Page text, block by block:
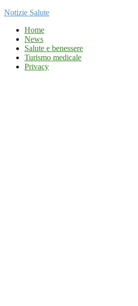
Notizie Salute
Home
News
Salute e benessere
Turismo medicale
Privacy